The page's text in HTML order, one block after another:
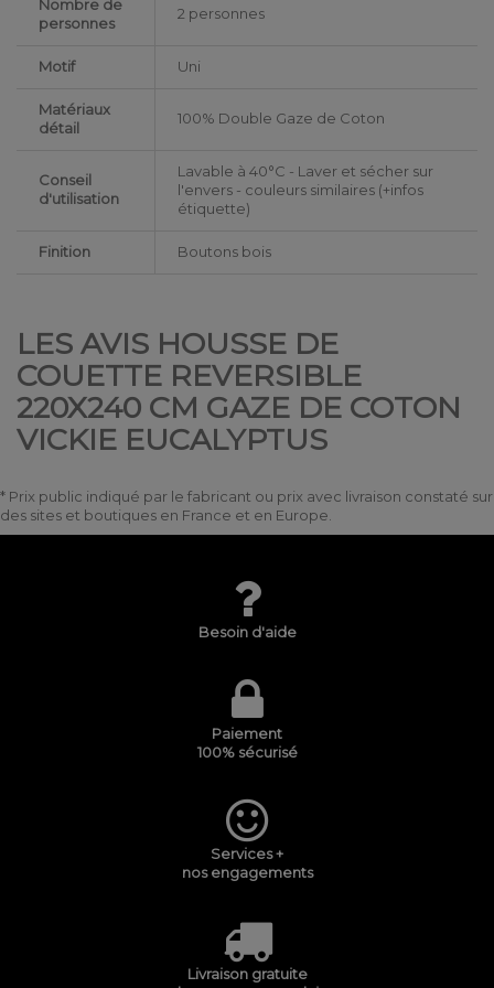
Nombre de
personnes
2 personnes
Motif Uni
Matériaux
détail
100% Double Gaze de Coton
Conseil
d'utilisation
Lavable à 40°C - Laver et sécher sur
l'envers - couleurs similaires (+infos
étiquette)
Finition Boutons bois
LES AVIS HOUSSE DE
COUETTE REVERSIBLE
220X240 CM GAZE DE COTON
VICKIE EUCALYPTUS
* Prix public indiqué par le fabricant ou prix avec livraison constaté sur
des sites et boutiques en France et en Europe.
Besoin d'aide
Paiement
100% sécurisé
Services +
nos engagements
Livraison gratuite